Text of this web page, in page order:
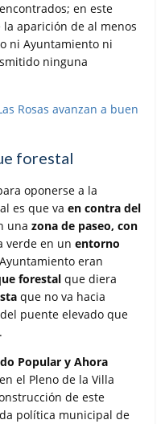
encontrados; en este
aparición de al menos
ni Ayuntamiento ni
ninguna
forestal
oponerse a la
es que vaen contra del
unazona de paseo, con
verde en unentorno
eran
forestal que diera
que no va hacia
puente elevado que
Popular y Ahora
el Pleno de la Villa
de este
política municipal de